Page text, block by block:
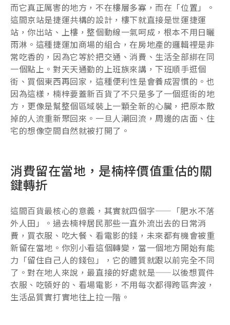
而它真正厲害的地方，不在樓層多寡，而在「位置」。
這間京站是捷運共構的設計，樓下就直接是世運捷運
站，你出站、上樓，整個動線一氣呵成，根本不用日曬
雨淋。這種捷運加商場的組合，在房地產的邏輯裡是非
常吃香的，因為它等於把交通、消費、生活全部綁在同
一個點上。對天天通勤的上班族來講，下班順手逛個
街、買個東西再回家，這種便利性是會養成習慣的。也
因為這樣，楠梓要蓋新百貨了不只是多了一個逛街的地
方，更像是幫整個區域裝上一顆全新的心臟，把原本散
掉的人流重新聚回來。一旦人潮回流，周邊的店面、住
宅的想像空間自然就被打開了。
消費留在當地，是楠梓價值重估的關
鍵轉折
這間百貨最核心的意義，其實就四個字——「肥水不落
外人田」。過去楠梓居民那些一直外流出去的日常消
費，買衣服、吃大餐、看電影的錢，未來都有機會被重
新留在當地。你別小看這個轉變，當一個地方開始有能
力「留住自己人的錢包」，它的體質就跟以前完全不同
了。對在地人來說，最直接的好處就是——以後想買件
衣服、吃頓好的、看場電影，不用每次都得跨區奔波，
生活品質實打實地往上拉一階。